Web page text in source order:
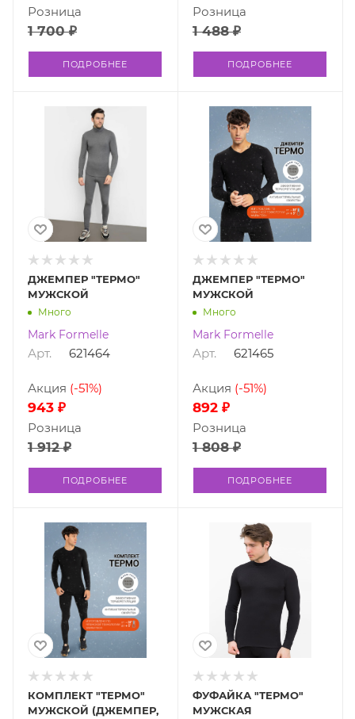
1 700 ₽
Розница
ПОДРОБНЕЕ
1 488 ₽
Розница
ПОДРОБНЕЕ
ДЖЕМПЕР "ТЕРМО"
МУЖСКОЙ
Много
Mark Formelle
Арт. 621464
943 ₽
Акция (-51%)
1 912 ₽
Розница
ПОДРОБНЕЕ
ДЖЕМПЕР "ТЕРМО"
МУЖСКОЙ
Много
Mark Formelle
Арт. 621465
892 ₽
Акция (-51%)
1 808 ₽
Розница
ПОДРОБНЕЕ
КОМПЛЕКТ "ТЕРМО"
МУЖСКОЙ (ДЖЕМПЕР,
ФУФАЙКА "ТЕРМО"
МУЖСКАЯ